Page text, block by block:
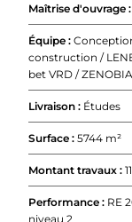
Maîtrise d'ouvrage :
Équipe :
construction /
bet VRD /
Livraison : Études
Surface : 5744 m²
Montant travaux :
Performance : RE
niveau 2